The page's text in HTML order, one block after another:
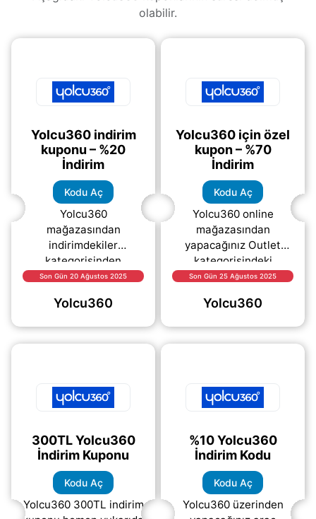
olabilir.
Yolcu360 indirim
kuponu – %20
İndirim
Kodu Aç
Yolcu360
mağazasından
indirimdekiler
kategorisinden
yapacağınız
indirim sağlayan kupon
Son Gün 20 Ağustos 2025
Yolcu360
Yolcu360 için özel
kupon – %70
İndirim
Kodu Aç
Yolcu360 online
mağazasından
yapacağınız Outlet
kategorisindeki
ürünlerde %70 varan
bekliyor..
Son Gün 25 Ağustos 2025
Yolcu360
300TL Yolcu360
İndirim Kuponu
Kodu Aç
Yolcu360 300TL indirim
%10 Yolcu360
İndirim Kodu
Kodu Aç
Yolcu360 üzerinden